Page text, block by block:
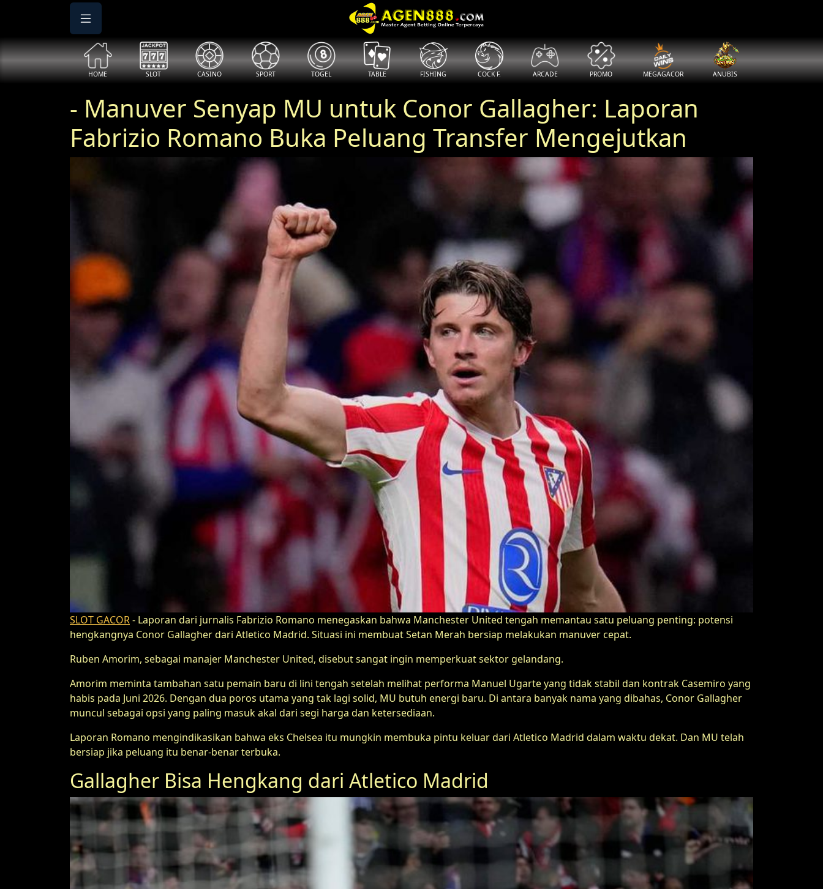
HOME SLOT CASINO SPORT TOGEL TABLE FISHING COCK F. ARCADE PROMO MEGAGACOR ANUBIS
- Manuver Senyap MU untuk Conor Gallagher: Laporan
Fabrizio Romano Buka Peluang Transfer Mengejutkan
SLOT GACOR- Laporan dari jurnalis Fabrizio Romano menegaskan bahwa Manchester United tengah memantau satu peluang penting: potensi
hengkangnya Conor Gallagher dari Atletico Madrid. Situasi ini membuat Setan Merah bersiap melakukan manuver cepat.
Ruben Amorim, sebagai manajer Manchester United, disebut sangat ingin memperkuat sektor gelandang.
Amorim meminta tambahan satu pemain baru di lini tengah setelah melihat performa Manuel Ugarte yang tidak stabil dan kontrak Casemiro yang
habis pada Juni 2026. Dengan dua poros utama yang tak lagi solid, MU butuh energi baru. Di antara banyak nama yang dibahas, Conor Gallagher
muncul sebagai opsi yang paling masuk akal dari segi harga dan ketersediaan.
Laporan Romano mengindikasikan bahwa eks Chelsea itu mungkin membuka pintu keluar dari Atletico Madrid dalam waktu dekat. Dan MU telah
bersiap jika peluang itu benar-benar terbuka.
Gallagher Bisa Hengkang dari Atletico Madrid